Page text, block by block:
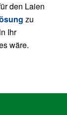
den Laien
zu
Ihr
wäre.